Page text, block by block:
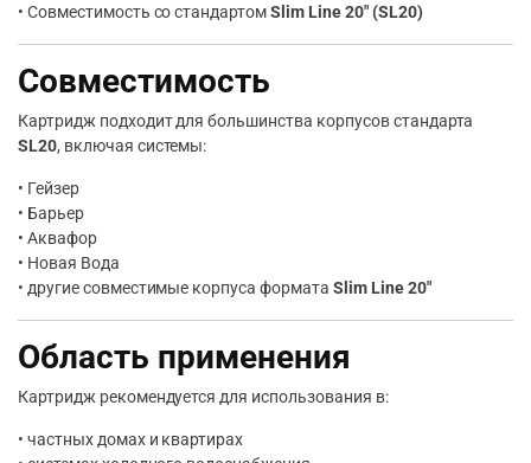
• Совместимость со стандартомSlim Line 20″ (SL20)
Совместимость
Картридж подходит для большинства корпусов стандарта
SL20, включая системы:
• Гейзер
• Барьер
• Аквафор
• Новая Вода
• другие совместимые корпуса формата Slim Line 20″
Область применения
Картридж рекомендуется для использования в:
• частных домах и квартирах